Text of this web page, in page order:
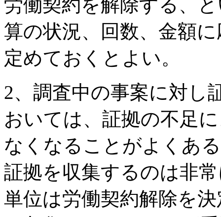
労働契約を解除する、
算の状況、回数、金額
定めておくとよい。
2、調査中の事案に対し
おいては、証拠の不足
なくなることがよくあ
証拠を収集するのは非
単位は労働契約解除を